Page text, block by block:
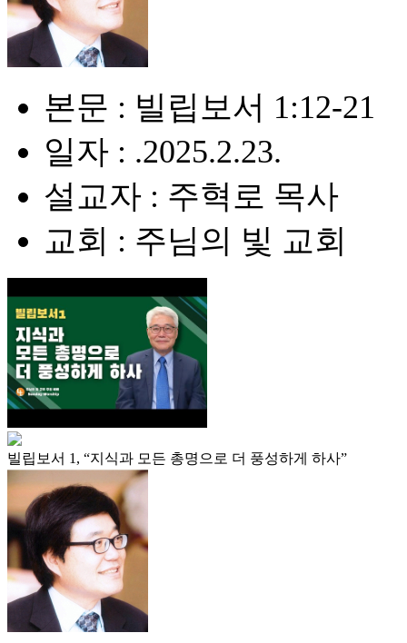
본문 : 빌립보서 1:12-21
일자 : .2025.2.23.
설교자 : 주혁로 목사
교회 : 주님의 빛 교회
빌립보서 1, “지식과 모든 총명으로 더 풍성하게 하사”